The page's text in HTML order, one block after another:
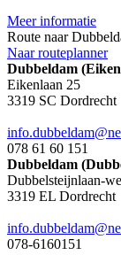
Meer informatie
Route naar
Naar routeplanner
Dubbeldam
Eikenlaan 25
3319 SC Dordrecht
078 61 60 151
Dubbeldam
Dubbelsteijnlaan-
3319 EL Dordrecht
078-6160151